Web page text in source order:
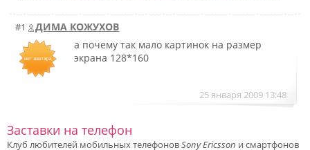
#1
ДИМА КОЖУХОВ
а почему так мало картинок на размер
экрана 128*160
25 января 2009 13:48
Заставки на телефон
Клуб любителей мобильных телефоновSony Ericsson и смартфонов